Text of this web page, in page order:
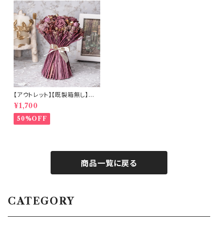
【アウトレット】【既製箱無し】ロ
ーズが主役のドライフラワーブ
ーケ (b8527)
¥1,700
50%OFF
商品一覧に戻る
CATEGORY